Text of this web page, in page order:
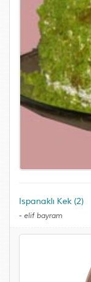
Ispanaklı Kek (2)
- elif bayram